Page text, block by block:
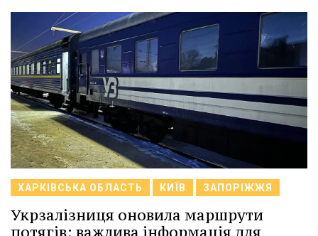
ХАРКІВСЬКА ОБЛАСТЬ КИЇВ ЗАПОРІЖЖЯ
Укрзалізниця оновила маршрути
потягів: важлива інформація для